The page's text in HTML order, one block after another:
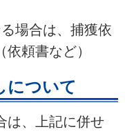
場合は、捕獲依
頼書など）
について
は、上記に併せ